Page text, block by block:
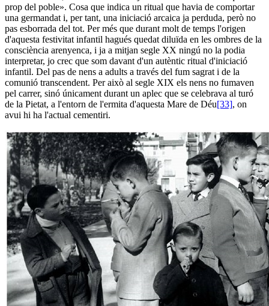
prop del poble». Cosa que indica un ritual que havia de comportar
una germandat i, per tant, una iniciació arcaica ja perduda, però no
pas esborrada del tot. Per més que durant molt de temps l'origen
d'aquesta festivitat infantil hagués quedat diluïda en les ombres de la
consciència arenyenca, i ja a mitjan segle XX ningú no la podia
interpretar, jo crec que som davant d'un autèntic ritual d'iniciació
infantil. Del pas de nens a adults a través del fum sagrat i de la
comunió transcendent. Per això al segle XIX els nens no fumaven
pel carrer, sinó únicament durant un aplec que se celebrava al turó
de la Pietat, a l'entorn de l'ermita d'aquesta Mare de Déu[33], on
avui hi ha l'actual cementiri.